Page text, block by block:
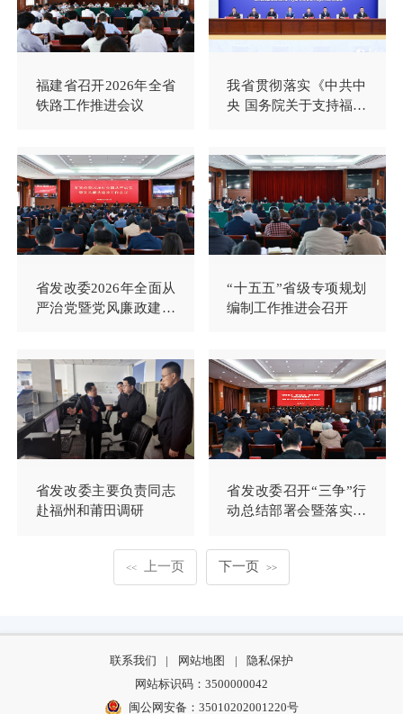
福建省召开2026年全省
铁路工作推进会议
我省贯彻落实《中共中
央 国务院关于支持福建
示范区的意见》系列新
闻发布会（第八场）召
开
省发改委2026年全面从
严治党暨党风廉政建设
“十五五”省级专项规划
编制工作推进会召开
省发改委主要负责同志
赴福州和莆田调研
省发改委召开“三争”行
动总结部署会暨落实中
作推进会
<< 上一页 下一页 >>
联系我们 | 网站地图 |
隐私保护
网站标识码：3500000042
闽公网安备：35010202001220号